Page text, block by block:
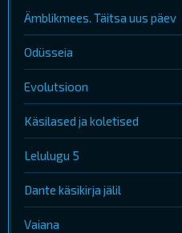
Ämblikmees. Täitsa uus päev
Odüsseia
Evolutsioon
Käsilased ja koletised
Lelulugu 5
Dante käsikirja jälil
Vaiana